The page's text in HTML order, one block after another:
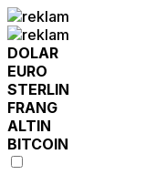
DOLAR
EURO
STERLIN
FRANG
ALTIN
BITCOIN